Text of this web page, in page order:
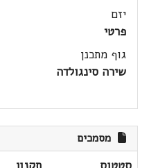
יזם
פרטי
גוף מתכנן
שירה סינגולדה
מסמכים